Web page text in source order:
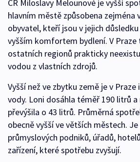
ČR Miloslavy Melounové je vyšší
hlavním městě způsobena zejména
obyvatel, kteří jsou v jejich
vyšším komfortem bydlení. V Praze
ostatních regionů prakticky
vodou z vlastních zdrojů.
Vyšší než ve zbytku země je v
vody. Loni dosáhla téměř 190 litrů
převýšila o 43 litrů. Průměrná
obecně vyšší ve větších městech.
průmyslových podniků, úřadů,
zařízení, které spotřebu zvyšují.